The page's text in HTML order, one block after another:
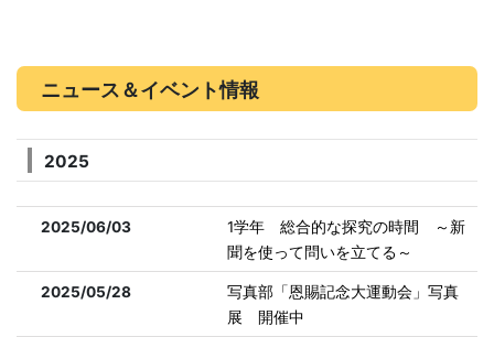
ニュース＆イベント情報
2025
2025/06/03
1学年 総合的な探究の時間 ～新
聞を使って問いを立てる～
2025/05/28
写真部「恩賜記念大運動会」写真
展 開催中